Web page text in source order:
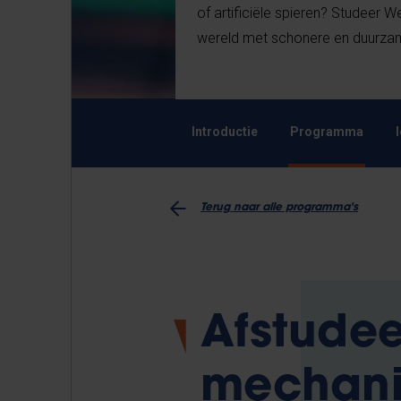
of artificiële spieren? Studeer
wereld met schonere en
Introductie Programma
Terug naar alle programma's